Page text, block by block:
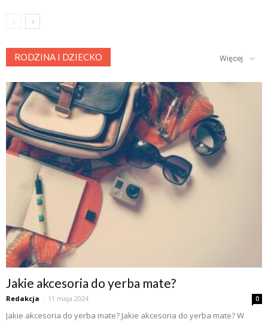
RODZINA I DZIECKO Więcej
Jakie akcesoria do yerba mate?
Redakcja - 11 maja 2024 0
Jakie akcesoria do yerba mate? Jakie akcesoria do yerba mate? W